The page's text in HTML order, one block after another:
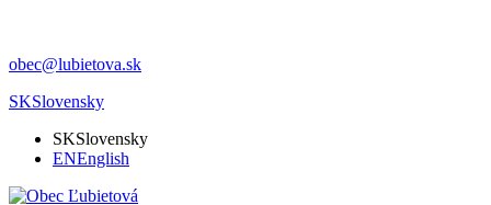
obec@lubietova.sk
SKSlovensky
SKSlovensky
ENEnglish